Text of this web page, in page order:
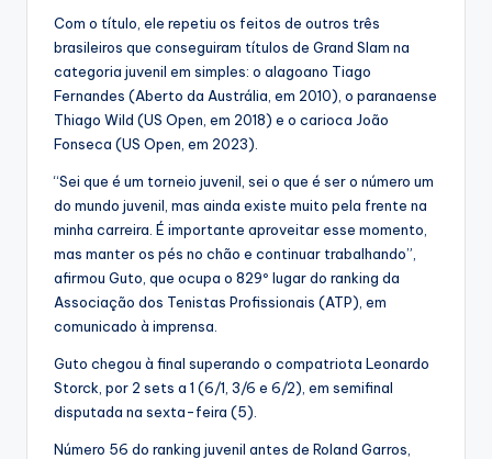
Com o título, ele repetiu os feitos de outros três
brasileiros que conseguiram títulos de Grand Slam na
categoria juvenil em simples: o alagoano Tiago
Fernandes (Aberto da Austrália, em 2010), o paranaense
Thiago Wild (US Open, em 2018) e o carioca João
Fonseca (US Open, em 2023).
“Sei que é um torneio juvenil, sei o que é ser o número um
do mundo juvenil, mas ainda existe muito pela frente na
minha carreira. É importante aproveitar esse momento,
mas manter os pés no chão e continuar trabalhando”,
afirmou Guto, que ocupa o 829º lugar do ranking da
Associação dos Tenistas Profissionais (ATP), em
comunicado à imprensa.
Guto chegou à final superando o compatriota Leonardo
Storck, por 2 sets a 1 (6/1, 3/6 e 6/2), em semifinal
disputada na sexta-feira (5).
Número 56 do ranking juvenil antes de Roland Garros,